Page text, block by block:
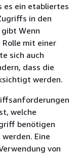
es ein etabliertes
in den
Wenn
mit einer
sich auch
dass die
werden.
welche
benötigen
Eine
von